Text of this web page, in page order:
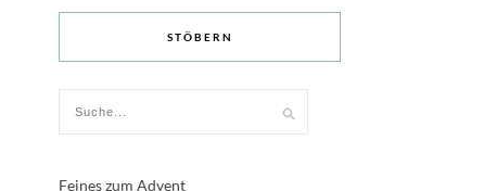
STÖBERN
Feines zum Advent